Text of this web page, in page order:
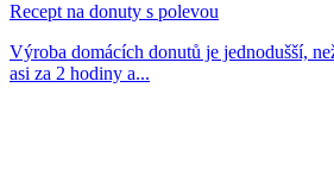
Recept na donuty s polevou
Výroba domácích donutů je jednodušší,
asi za 2 hodiny a...